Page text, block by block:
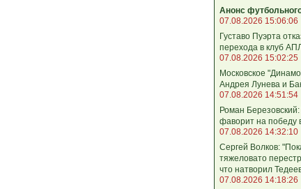
Анонс
07.08.2026 15:06:06
Густаво Пуэрта
перехода в клуб
07.08.2026 15:02:25
Московское
Андрея Лунева и
07.08.2026 14:51:54
Роман
фаворит на победу
07.08.2026 14:32:10
Сергей Волков:
тяжеловато
что натворил
07.08.2026 14:18:26